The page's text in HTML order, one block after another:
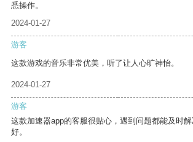
悉操作。
2024-01-27
游客
这款游戏的音乐非常优美，听了让人心旷神怡。
2024-01-27
游客
这款加速器app的客服很贴心，遇到问题都能及时
好。